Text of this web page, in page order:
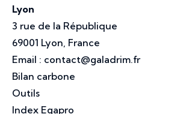
Lyon
3 rue de la République
69001 Lyon, France
Email : contact@galadrim.fr
Bilan carbone
Outils
Index Egapro